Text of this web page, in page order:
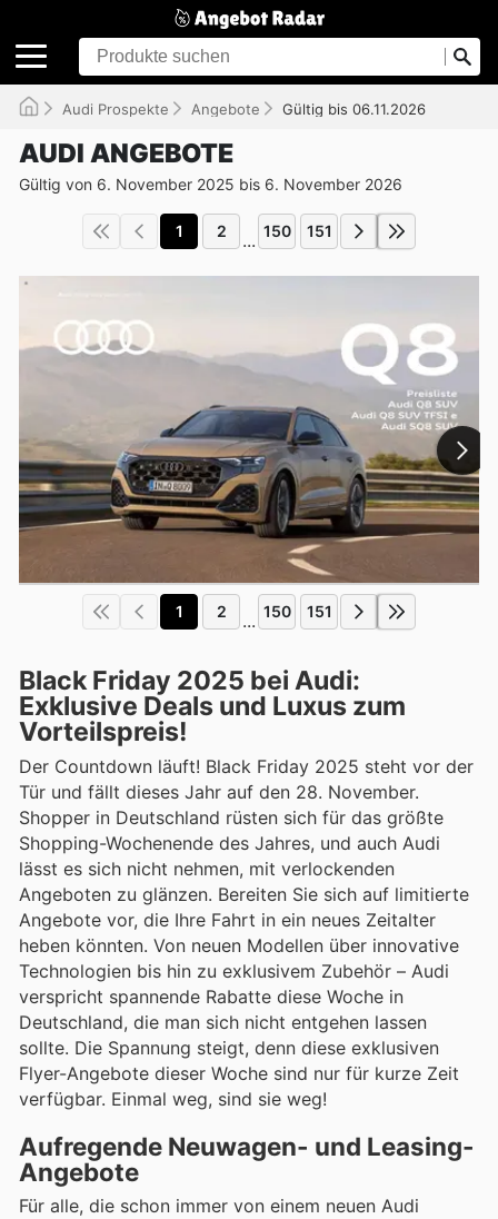
Audi Prospekte Angebote Gültig bis 06.11.2026
AUDI ANGEBOTE
Gültig von 6. November 2025 bis 6. November 2026
1 2 ... 150 151
1 2 ... 150 151
Black Friday 2025 bei Audi:
Exklusive Deals und Luxus zum
Vorteilspreis!
Der Countdown läuft! Black Friday 2025 steht vor der
Tür und fällt dieses Jahr auf den 28. November.
Shopper in Deutschland rüsten sich für das größte
Shopping-Wochenende des Jahres, und auch Audi
lässt es sich nicht nehmen, mit verlockenden
Angeboten zu glänzen. Bereiten Sie sich auf limitierte
Angebote vor, die Ihre Fahrt in ein neues Zeitalter
heben könnten. Von neuen Modellen über innovative
Technologien bis hin zu exklusivem Zubehör – Audi
verspricht spannende Rabatte diese Woche in
Deutschland, die man sich nicht entgehen lassen
sollte. Die Spannung steigt, denn diese exklusiven
Flyer-Angebote dieser Woche sind nur für kurze Zeit
verfügbar. Einmal weg, sind sie weg!
Aufregende Neuwagen- und Leasing-
Angebote
Für alle, die schon immer von einem neuen Audi